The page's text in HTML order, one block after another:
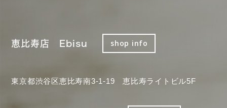
恵比寿店 Ebisu shop info
東京都渋谷区恵比寿南3-1-19 恵比寿ライトビル5F